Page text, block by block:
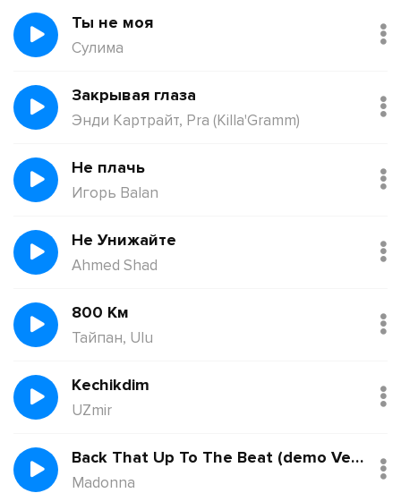
Ты не моя
Сулима
Закрывая глаза
Энди Картрайт, Pra (Killa'Gramm)
Не плачь
Игорь Balan
Не Унижайте
Ahmed Shad
800 Км
Тайпан, Ulu
Kechikdim
UZmir
Back That Up To The Beat (demo Version)
Madonna